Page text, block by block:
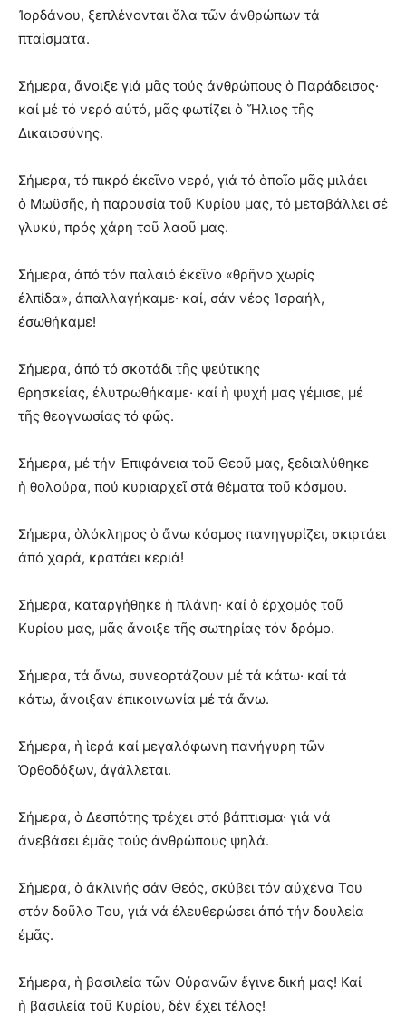
Ἰορδάνου, ξεπλένονται ὅλα τῶν ἀνθρώπων τά
πταίσματα.
Σήμερα, ἄνοιξε γιά μᾶς τούς ἀνθρώπους ὁ Παράδεισος·
καί μέ τό νερό αὐτό, μᾶς φωτίζει ὁ Ἥλιος τῆς
Δικαιοσύνης.
Σήμερα, τό πικρό ἐκεῖνο νερό, γιά τό ὁποῖο μᾶς μιλάει
ὁ Μωϋσῆς, ἡ παρουσία τοῦ Κυρίου μας, τό μεταβάλλει σέ
γλυκύ, πρός χάρη τοῦ λαοῦ μας.
Σήμερα, ἀπό τόν παλαιό ἐκεῖνο «θρῆνο χωρίς
ἐλπίδα», ἀπαλλαγήκαμε· καί, σάν νέος Ἰσραήλ,
ἐσωθήκαμε!
Σήμερα, ἀπό τό σκοτάδι τῆς ψεύτικης
θρησκείας, ἐλυτρωθήκαμε· καί ἡ ψυχή μας γέμισε, μέ
τῆς θεογνωσίας τό φῶς.
Σήμερα, μέ τήν Ἐπιφάνεια τοῦ Θεοῦ μας, ξεδιαλύθηκε
ἡ θολούρα, πού κυριαρχεῖ στά θέματα τοῦ κόσμου.
Σήμερα, ὁλόκληρος ὁ ἄνω κόσμος πανηγυρίζει, σκιρτάει
ἀπό χαρά, κρατάει κεριά!
Σήμερα, καταργήθηκε ἡ πλάνη· καί ὁ ἐρχομός τοῦ
Κυρίου μας, μᾶς ἄνοιξε τῆς σωτηρίας τόν δρόμο.
Σήμερα, τά ἄνω, συνεορτάζουν μέ τά κάτω· καί τά
κάτω, ἄνοιξαν ἐπικοινωνία μέ τά ἄνω.
Σήμερα, ἡ ἱερά καί μεγαλόφωνη πανήγυρη τῶν
Ὀρθοδόξων, ἀγάλλεται.
Σήμερα, ὁ Δεσπότης τρέχει στό βάπτισμα· γιά νά
ἀνεβάσει ἐμᾶς τούς ἀνθρώπους ψηλά.
Σήμερα, ὁ ἀκλινής σάν Θεός, σκύβει τόν αὐχένα Του
στόν δοῦλο Του, γιά νά ἐλευθερώσει ἀπό τήν δουλεία
ἐμᾶς.
Σήμερα, ἡ βασιλεία τῶν Οὐρανῶν ἔγινε δική μας! Καί
ἡ βασιλεία τοῦ Κυρίου, δέν ἔχει τέλος!